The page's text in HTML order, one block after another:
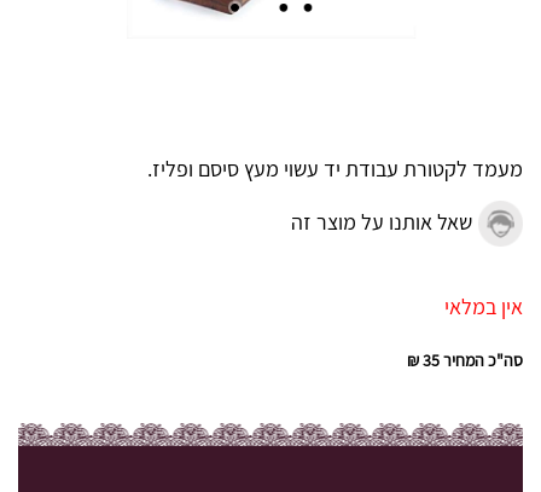
מעמד לקטורת עבודת יד עשוי מעץ סיסם ופליז.
שאל אותנו על מוצר זה
אין במלאי
סה"כ המחיר35 ₪